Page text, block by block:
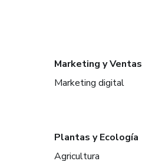
Marketing y Ventas
Marketing digital
Plantas y Ecología
Agricultura